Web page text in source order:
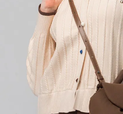
1.本服務係由「台灣大哥大股份有限公司
用戶於交易時，得透過本服務購買商品或
買賣價金債權讓與本公司後，依約使用本
2.基於同意付款使用「大哥付你分期」之
資料（包含姓名、電話或地址）提供予台
由本公司與您本人進行分期帳單所需資料
3.完整用戶服務條款，請詳閱以下連結：
ATM／網路銀行／等多元方式進行付款，
※ 請注意：結帳手續完成當下不需立刻繳
購買商品的店家。未經商家同意取消之訂
後付繳納相關費用。
※ 交易是否成功請以「AFTEE先享後付 」
是否繳費成功／繳費後需取消欲退款等相
客戶支援中心」https://
【注意事項】
１．透過由恩沛科技股份有限公司提供之
易，需依本服務之必要範圍內提供個人資
權轉讓予恩沛科技股份有限公司。
２．關於個人資料處理事宜，請瀏覽以下網
每筆NT$100，滿NT$1,200(含以上)免
京站台北店客服中心(1F星巴克旁) 即
請自備購物袋，若需購買紙袋可現場詢
免運費